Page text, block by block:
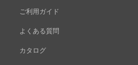
ご利用ガイド
よくある質問
カタログ